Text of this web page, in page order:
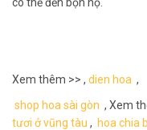
Xem thêm >> , dien hoa ,
shop hoa sài gòn , Xem
tươi ở vũng tàu , hoa chia